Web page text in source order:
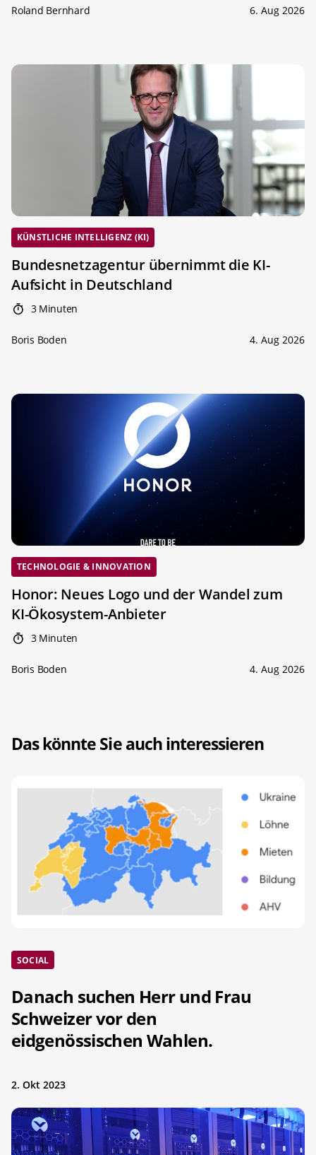
Roland Bernhard 6. Aug 2026
KÜNSTLICHE INTELLIGENZ (KI)
Bundesnetzagentur übernimmt die KI-
Aufsicht in Deutschland
3 Minuten
Boris Boden 4. Aug 2026
TECHNOLOGIE & INNOVATION
Honor: Neues Logo und der Wandel zum
KI-Ökosystem-Anbieter
3 Minuten
Boris Boden 4. Aug 2026
Das könnte Sie auch interessieren
SOCIAL
Danach suchen Herr und Frau
Schweizer vor den
eidgenössischen Wahlen.
2. Okt 2023